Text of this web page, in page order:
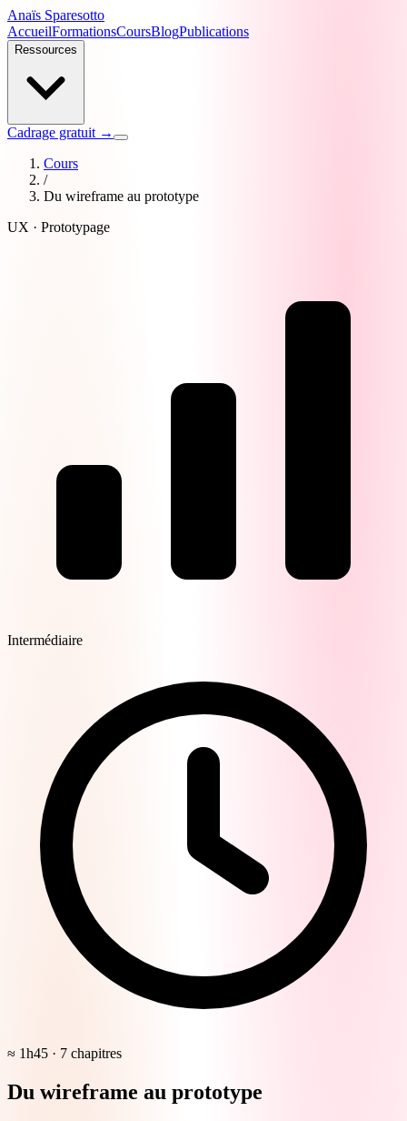
Anaïs Sparesotto
AccueilFormationsCoursBlogPublications
Ressources
Cadrage gratuit →
Cours
/
Du wireframe au prototype
UX · Prototypage
Intermédiaire
≈ 1h45 · 7 chapitres
Du wireframe au prototype